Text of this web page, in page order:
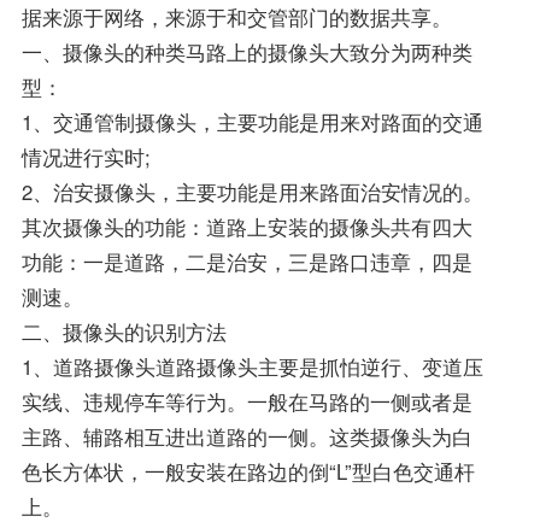
据来源于网络，来源于和交管部门的数据共享。
一、摄像头的种类马路上的摄像头大致分为两种类
型：
1、交通管制摄像头，主要功能是用来对路面的交通
情况进行实时;
2、治安摄像头，主要功能是用来路面治安情况的。
其次摄像头的功能：道路上安装的摄像头共有四大
功能：一是道路，二是治安，三是路口违章，四是
测速。
二、摄像头的识别方法
1、道路摄像头道路摄像头主要是抓怕逆行、变道压
实线、违规停车等行为。一般在马路的一侧或者是
主路、辅路相互进出道路的一侧。这类摄像头为白
色长方体状，一般安装在路边的倒“L”型白色交通杆
上。